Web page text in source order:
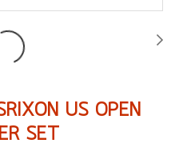
US OPEN
SET